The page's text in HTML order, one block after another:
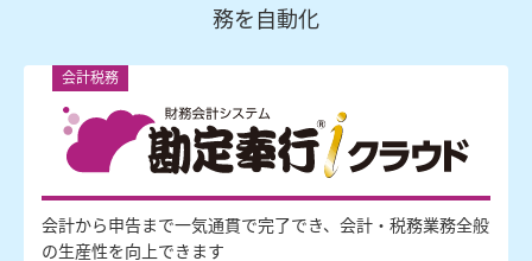
務を自動化
会計税務
会計から申告まで一気通貫で完了でき、会計・税務業務全般
の生産性を向上できます